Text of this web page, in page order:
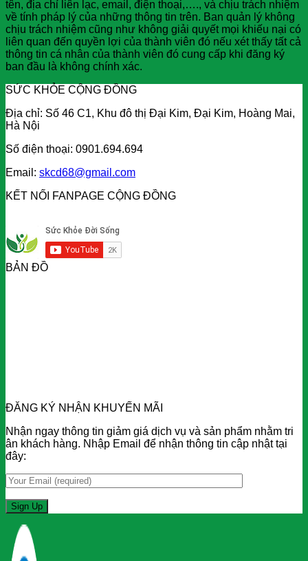
tên, địa chỉ liên lạc, email, điện thoại,…., và chịu trách nhiệm
về tính pháp lý của những thông tin trên. Ban quản lý không
chịu trách nhiệm cũng như không giải quyết mọi khiếu nại có
liên quan đến quyền lợi của thành viên đó nếu xét thấy tất cả
thông tin cá nhân của thành viên đó cung cấp khi đăng ký
ban đầu là không chính xác.
SỨC KHỎE CỘNG ĐỒNG
Địa chỉ: Số 46 C1, Khu đô thị Đại Kim, Đại Kim, Hoàng Mai,
Hà Nội
Số điện thoại: 0901.694.694
Email: skcd68@gmail.com
KẾT NỐI FANPAGE CỘNG ĐỒNG
BẢN ĐỒ
ĐĂNG KÝ NHẬN KHUYẾN MÃI
Nhận ngay thông tin giảm giá dịch vụ và sản phẩm nhằm tri
ân khách hàng. Nhập Email để nhận thông tin cập nhật tại
đây: